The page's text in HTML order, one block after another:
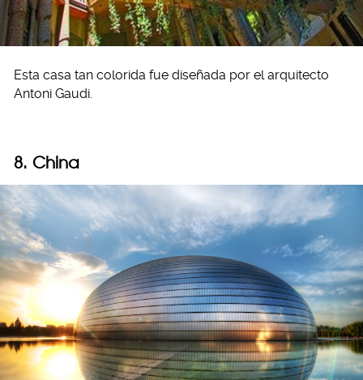
Esta casa tan colorida fue diseñada por el arquitecto
Antoni Gaudi.
8. China